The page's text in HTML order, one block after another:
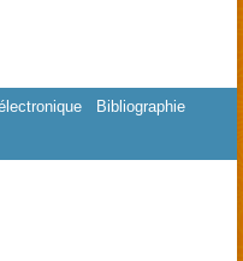
Bibliographie